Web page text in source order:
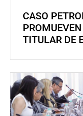
CASO
TITULAR DE